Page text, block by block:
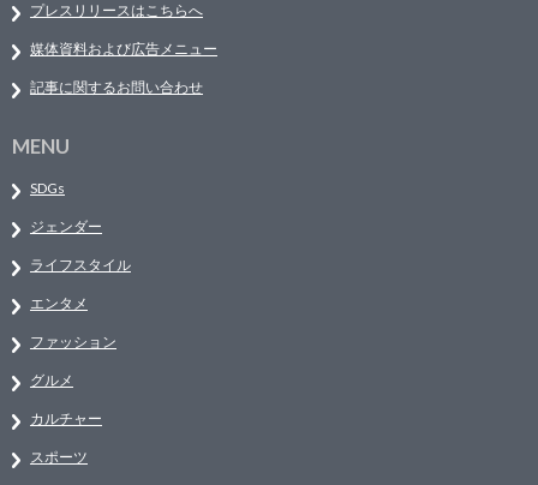
プレスリリースはこちらへ
媒体資料および広告メニュー
記事に関するお問い合わせ
MENU
SDGs
ジェンダー
ライフスタイル
エンタメ
ファッション
グルメ
カルチャー
スポーツ